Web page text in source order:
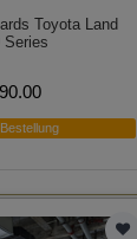
Toyota Land
Series